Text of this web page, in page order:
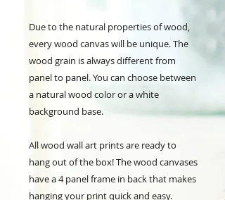
Due to the natural properties of wood,
every wood canvas will be unique. The
wood grain is always different from
panel to panel. You can choose between
a natural wood color or a white
background base.
All wood wall art prints are ready to
hang out of the box! The wood canvases
have a 4 panel frame in back that makes
hanging your print quick and easy.